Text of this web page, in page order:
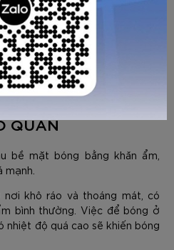
áp suất để kiểm tra, áp suất
là từ 0,65 - 0,7.
đồng hồ, bơm từ từ đến khi ấn
có độ lún nhất định (Vừa bơm
lún vừa phải phù hợp với lối
quá căng).
QUẢN
bề mặt bóng bằng khăn ẩm,
khô ráo và thoáng mát, có
bình thường. Việc để bóng ở
độ quá cao sẽ khiến bóng
HỦY